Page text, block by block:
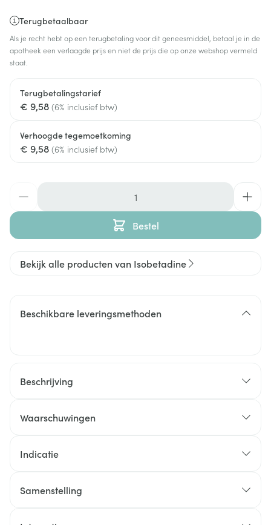
Terugbetaalbaar
Als je recht hebt op een terugbetaling voor dit geneesmiddel, betaal je in de
apotheek een verlaagde prijs en niet de prijs die op onze webshop vermeld
staat.
Terugbetalingstarief
€ 9,58 (6% inclusief btw)
Verhoogde tegemoetkoming
€ 9,58 (6% inclusief btw)
Bestel
Bekijk alle producten van Isobetadine
Beschikbare leveringsmethoden
Beschrijving
Waarschuwingen
Indicatie
Samenstelling